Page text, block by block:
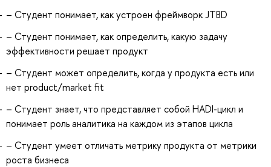
– Студент понимает, как устроен фреймворк JTBD
– Студент понимает, как определить, какую задачу
эффективности решает продукт
– Студент может определить, когда у продукта есть или
нет product/market fit
– Студент знает, что представляет собой HADI-цикл и
понимает роль аналитика на каждом из этапов цикла
– Студент умеет отличать метрику продукта от метрики
роста бизнеса